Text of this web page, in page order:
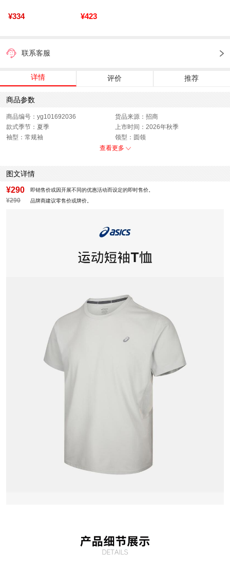
¥334 ¥423
联系客服
详情 评价 推荐
商品参数
商品编号：yg101692036
货品来源：招商
款式季节：夏季
上市时间：2026年秋季
袖型：常规袖
领型：圆领
运动款式：短袖T恤
查看更多
图文详情
¥290 即销售价或因开展不同的优惠活动而设定的即时售价。
¥290 品牌商建议零售价或牌价。